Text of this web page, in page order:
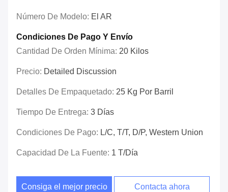
Número De Modelo: El AR
Condiciones De Pago Y Envío
Cantidad De Orden Mínima: 20 Kilos
Precio: Detailed Discussion
Detalles De Empaquetado: 25 Kg Por Barril
Tiempo De Entrega: 3 Días
Condiciones De Pago: L/C, T/T, D/P, Western Union
Capacidad De La Fuente: 1 T/día
Consiga el mejor precio Contacta ahora